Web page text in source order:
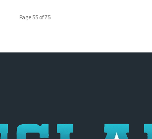
Page 55 of 75